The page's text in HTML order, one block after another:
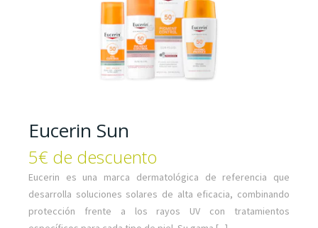
Eucerin Sun
5€ de descuento
Eucerin es una marca dermatológica de referencia que
desarrolla soluciones solares de alta eficacia, combinando
protección frente a los rayos UV con tratamientos